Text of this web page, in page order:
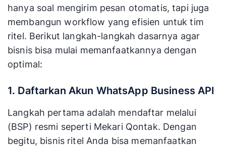
hanya soal mengirim pesan otomatis, tapi juga
membangun workflow yang efisien untuk tim
ritel. Berikut langkah-langkah dasarnya agar
bisnis bisa mulai memanfaatkannya dengan
optimal:
1. Daftarkan Akun WhatsApp Business API
Langkah pertama adalah mendaftar melalui
(BSP) resmi seperti Mekari Qontak. Dengan
begitu, bisnis ritel Anda bisa memanfaatkan